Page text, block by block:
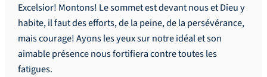
Excelsior! Montons! Le sommet est devant nous et Dieu y
habite, il faut des efforts, de la peine, de la persévérance,
mais courage! Ayons les yeux sur notre idéal et son
aimable présence nous fortifiera contre toutes les
fatigues.